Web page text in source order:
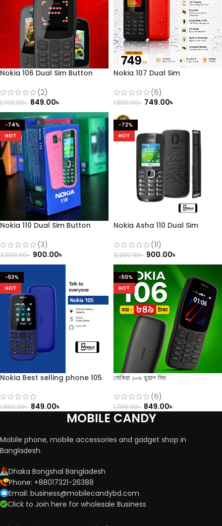
Nokia 106 Dual Sim Button
(2)
1,700.00৳ 849.00৳
Nokia 107 Dual Sim
(6)
1,500.00৳ 749.00৳
-74%
HOT
Nokia 110 Dual Sim Button
(3)
3,500.00৳ 900.00৳
-72%
HOT
Nokia Asha 110 Dual Sim
(11)
3,200.00৳ 900.00৳
-53%
HOT
Nokia Best selling phone 105
1,800.00৳ 849.00৳
-50%
HOT
নোকিয়া ১০৬ ডুয়াল সিম
(6)
1,700.00৳ 849.00৳
MOBILE CANDY
Mobile phone, mobile accessories and gadget shop in
Bangladesh.
Dhaka Bongshal Bangladesh
Phone: +88017321-26388
Email: business@mobilecandybd.com
Click to Join here for wholesale Business